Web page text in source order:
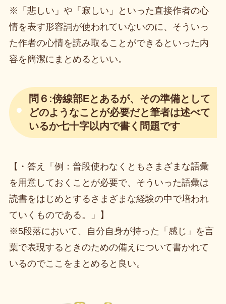
※「悲しい」や「寂しい」といった直接作者の心
情を表す形容詞が使われていないのに、そういっ
た作者の心情を読み取ることができるといった内
容を簡潔にまとめるといい。
問６:傍線部Eとあるが、その準備として
どのようなことが必要だと筆者は述べて
いるか七十字以内で書く問題です
【・答え「例：普段使わなくともさまざまな語彙
を用意しておくことが必要で、そういった語彙は
読書をはじめとするさまざまな経験の中で培われ
ていくものである。」】
※5段落において、自分自身が持った「感じ」を言
葉で表現するときのための備えについて書かれて
いるのでここをまとめると良い。